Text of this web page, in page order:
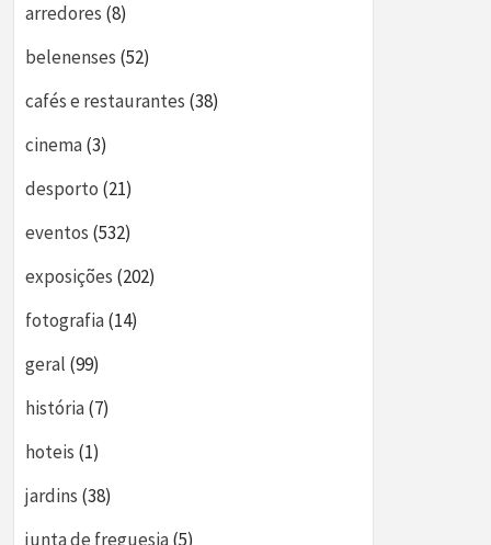
arredores (8)
belenenses (52)
cafés e restaurantes (38)
cinema(3)
desporto (21)
eventos (532)
exposições (202)
fotografia(14)
geral (99)
história(7)
hoteis (1)
jardins (38)
junta de freguesia(5)